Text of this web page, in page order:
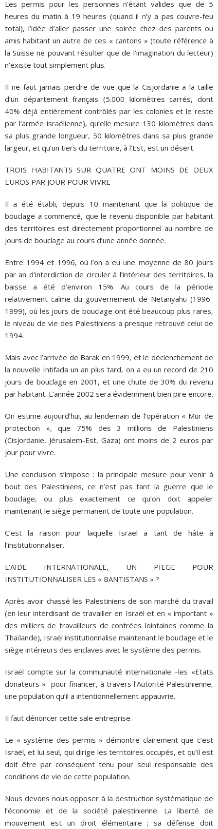
Les permis pour les personnes n’étant valides que de 5
heures du matin à 19 heures (quand il n’y a pas couvre-feu
total), l’idée d’aller passer une soirée chez des parents ou
amis habitant un autre de ces « cantons » (toute référence à
la Suisse ne pouvant résulter que de l’imagination du lecteur)
n’existe tout simplement plus.
Il ne faut jamais perdre de vue que la Cisjordanie a la taille
d’un département français (5.000 kilomètres carrés, dont
40% déjà entièrement contrôlés par les colonies et le reste
par l’armée israélienne), qu’elle mesure 130 kilomètres dans
sa plus grande longueur, 50 kilomètres dans sa plus grande
largeur, et qu’un tiers du territoire, à l’Est, est un désert.
TROIS HABITANTS SUR QUATRE ONT MOINS DE DEUX
EUROS PAR JOUR POUR VIVRE
Il a été établi, depuis 10 maintenant que la politique de
bouclage a commencé, que le revenu disponible par habitant
des territoires est directement proportionnel au nombre de
jours de bouclage au cours d’une année donnée.
Entre 1994 et 1996, où l’on a eu une moyenne de 80 jours
par an d’interdiction de circuler à l’intérieur des territoires, la
baisse a été d’environ 15%. Au cours de la période
relativement calme du gouvernement de Netanyahu (1996-
1999), où les jours de bouclage ont été beaucoup plus rares,
le niveau de vie des Palestiniens a presque retrouvé celui de
1994.
Mais avec l’arrivée de Barak en 1999, et le déclenchement de
la nouvelle Intifada un an plus tard, on a eu un record de 210
jours de bouclage en 2001, et une chute de 30% du revenu
par habitant. L’année 2002 sera évidemment bien pire encore.
On estime aujourd’hui, au lendemain de l’opération « Mur de
protection », que 75% des 3 millions de Palestiniens
(Cisjordanie, Jérusalem-Est, Gaza) ont moins de 2 euros par
jour pour vivre.
Une conclusion s’impose : la principale mesure pour venir à
bout des Palestiniens, ce n’est pas tant la guerre que le
bouclage, ou plus exactement ce qu’on doit appeler
maintenant le siège permanent de toute une population.
C’est la raison pour laquelle Israël a tant de hâte à
l’institutionnaliser.
L’AIDE INTERNATIONALE, UN PIEGE POUR
INSTITUTIONNALISER LES « BANTISTANS » ?
Après avoir chassé les Palestiniens de son marché du travail
(en leur interdisant de travailler en Israël et en « important »
des milliers de travailleurs de contrées lointaines comme la
Thaïlande), Israël institutionnalise maintenant le bouclage et le
siège intérieurs des enclaves avec le système des permis.
Israël compte sur la communauté internationale –les «Etats
donateurs »- pour financer, à travers l’Autorité Palestinienne,
une population qu’il a intentionnellement appauvrie.
Il faut dénoncer cette sale entreprise.
Le « système des permis » démontre clairement que c’est
Israël, et lui seul, qui dirige les territoires occupés, et qu’il est
doit être par conséquent tenu pour seul responsable des
conditions de vie de cette population.
Nous devons nous opposer à la destruction systématique de
l’économie et de la société palestinienne. La liberté de
mouvement est un droit élémentaire ; sa défense doit